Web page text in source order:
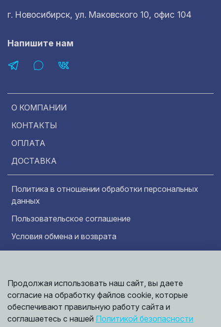
О КОМПАНИИ
КОНТАКТЫ
ОПЛАТА
ДОСТАВКА
Политика в отношении обработки персональных
данных
Пользовательское соглашение
Условия обмена и возврата
г. Новосибирск, ул. Маковского 10, офис 104
Напишите нам
©
Информация представленная на сайте
носит исключительно ознакомительный
характер и ни при каких условиях не может
считаться публичной офертой. Точные
сведения о ценах, условиях продажи и
Продолжая использовать наш сайт, вы даете
согласие на обработку файлов cookie, которые
обеспечивают правильную работу сайта и
соглашаетесь с нашей Политикой безопасности